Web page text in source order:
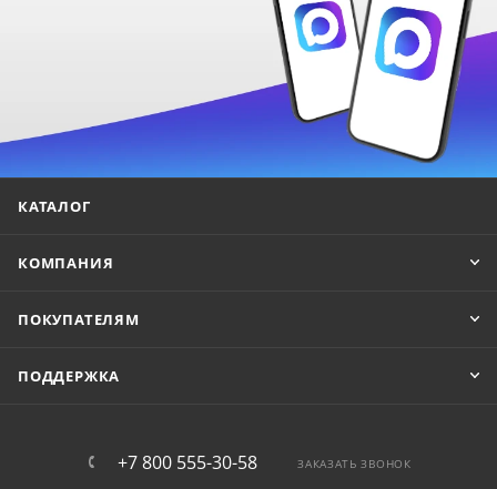
КАТАЛОГ
КОМПАНИЯ
ПОКУПАТЕЛЯМ
ПОДДЕРЖКА
+7 800 555-30-58 ЗАКАЗАТЬ ЗВОНОК